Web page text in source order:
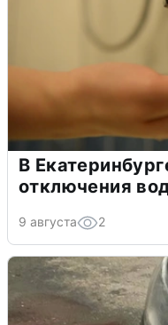
В
отключения
9 августа 2